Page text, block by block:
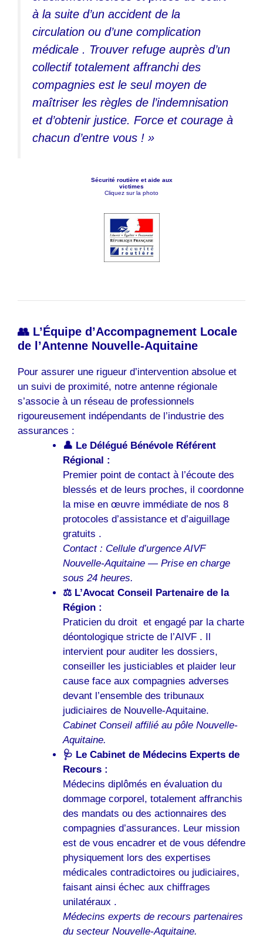
à la suite d’un accident de la
circulation ou d’une complication
médicale . Trouver refuge auprès d’un
collectif totalement affranchi des
compagnies est le seul moyen de
maîtriser les règles de l’indemnisation
et d’obtenir justice. Force et courage à
chacun d’entre vous ! »
Sécurité routière et aide aux
victimes
Cliquez sur la photo
👥 L’Équipe d’Accompagnement Locale
de l’Antenne Nouvelle-Aquitaine
Pour assurer une rigueur d’intervention absolue et
un suivi de proximité, notre antenne régionale
s’associe à un réseau de professionnels
rigoureusement indépendants de l’industrie des
assurances :
👤 Le Délégué Bénévole Référent
Régional :
Premier point de contact à l’écoute des
blessés et de leurs proches, il coordonne
la mise en œuvre immédiate de nos 8
protocoles d’assistance et d’aiguillage
gratuits .
Contact : Cellule d’urgence AIVF
Nouvelle-Aquitaine — Prise en charge
sous 24 heures.
⚖️ L’Avocat Conseil Partenaire de la
Région :
Praticien du droit et engagé par la charte
déontologique stricte de l’AIVF . Il
intervient pour auditer les dossiers,
conseiller les justiciables et plaider leur
cause face aux compagnies adverses
devant l’ensemble des tribunaux
judiciaires de Nouvelle-Aquitaine.
Cabinet Conseil affilié au pôle Nouvelle-
Aquitaine.
🩺 Le Cabinet de Médecins Experts de
Recours :
Médecins diplômés en évaluation du
dommage corporel, totalement affranchis
des mandats ou des actionnaires des
compagnies d’assurances. Leur mission
est de vous encadrer et de vous défendre
physiquement lors des expertises
médicales contradictoires ou judiciaires,
faisant ainsi échec aux chiffrages
unilatéraux .
Médecins experts de recours partenaires
du secteur Nouvelle-Aquitaine.